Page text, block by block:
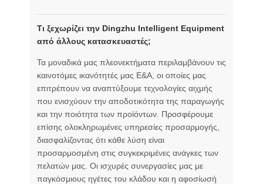
Τι ξεχωρίζει την Dingzhu Intelligent Equipment
από άλλους κατασκευαστές;
Τα μοναδικά μας πλεονεκτήματα περιλαμβάνουν τις
καινοτόμες ικανότητές μας Ε&Α, οι οποίες μας
επιτρέπουν να αναπτύξουμε τεχνολογίες αιχμής
που ενισχύουν την αποδοτικότητα της παραγωγής
και την ποιότητα των προϊόντων. Προσφέρουμε
επίσης ολοκληρωμένες υπηρεσίες προσαρμογής,
διασφαλίζοντας ότι κάθε λύση είναι
προσαρμοσμένη στις συγκεκριμένες ανάγκες των
πελατών μας. Οι ισχυρές συνεργασίες μας με
παγκόσμιους ηγέτες του κλάδου και η αφοσίωσή